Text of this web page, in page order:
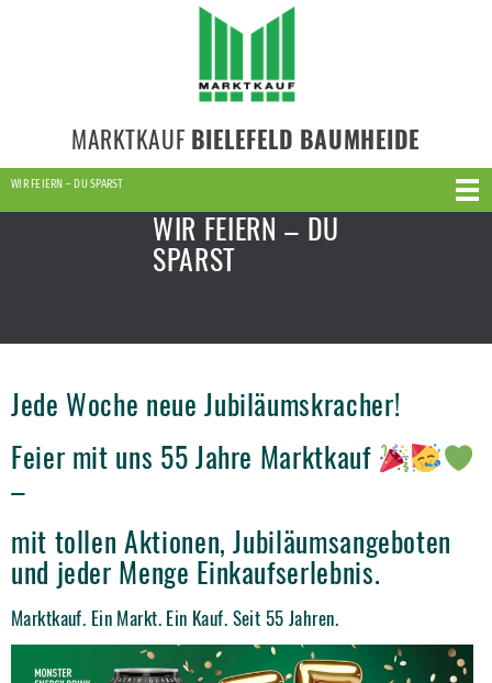
MARKTKAUF BIELEFELD BAUMHEIDE
WIR FEIERN – DU SPARST
WIR FEIERN – DU
SPARST
Jede Woche neue Jubiläumskracher!
Feier mit uns 55 Jahre Marktkauf
–
mit tollen Aktionen, Jubiläumsangeboten
und jeder Menge Einkaufserlebnis.
Marktkauf. Ein Markt. Ein Kauf. Seit 55 Jahren.